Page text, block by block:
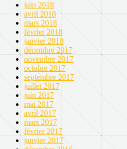
juin 2018
avril 2018
mars 2018
février 2018
janvier 2018
décembre 2017
novembre 2017
octobre 2017
septembre 2017
juillet 2017
juin 2017
mai 2017
avril 2017
mars 2017
février 2017
janvier 2017